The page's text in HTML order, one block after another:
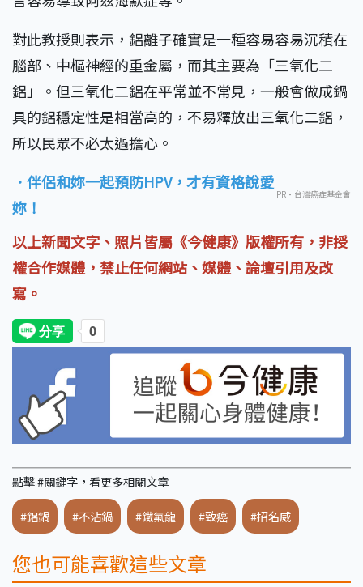
對此教授則表示，鋁離子確實是一種容易容易沉積在
腦部、中樞神經的重金屬，而其主要為「三氧化二
鋁」。但三氧化二鋁在平常並不常見，一般會做成鍋
具的鋁穩定性是相當高的，不易釋放出三氧化二鋁，
所以民眾不必太過擔心。
．伴侶和妳一起預防HPV，才有資格說愛
妳！
PR・台灣癌症基金會
以上新聞文字、照片皆屬《今健康》版權所有，非授
權合作媒體，禁止任何網站、媒體、論壇引用及改
寫。
點擊 #關鍵字，看更多相關文章
#鋁鍋 #不沾鍋 #鐵氟龍 #致癌 #招名威
您也可能喜歡這些文章